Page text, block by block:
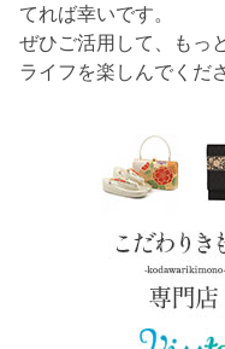
てれば幸いです。
ぜひご活用して、もっ
ライフを楽しんでくだ